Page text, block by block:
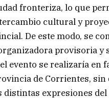
fronteriza, lo que
cultural y
De este modo, se
provisoria y
evento se realizaría en
de Corrientes, sin
distintas expresiones